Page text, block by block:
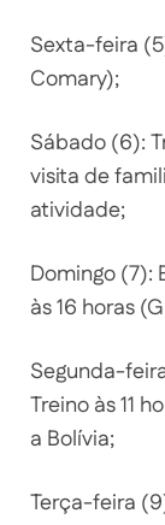
Sexta-feira
Comary);
Sábado (6):
visita de
atividade;
Domingo (7):
às 16 horas
Segunda-
Treino às 11
a Bolívia;
Terça-feira